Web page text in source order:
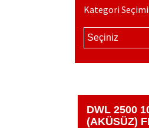
Kategori Seçimi
DWL 2500
(AKÜSÜZ)